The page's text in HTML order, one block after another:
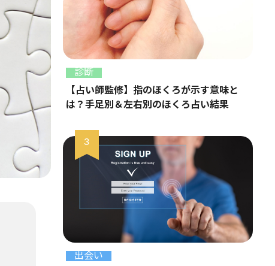
診断
【占い師監修】指のほくろが示す意味と
は？手足別＆左右別のほくろ占い結果
出会い